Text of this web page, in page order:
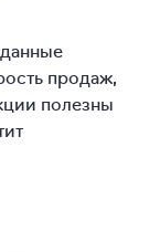
продаж,
полезны